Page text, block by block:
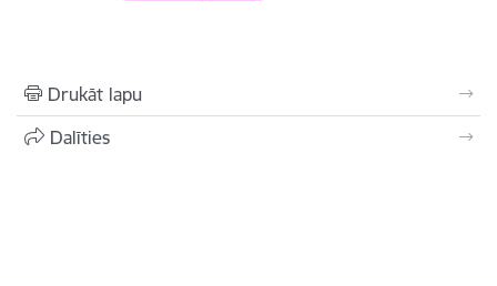
Drukāt lapu
Dalīties